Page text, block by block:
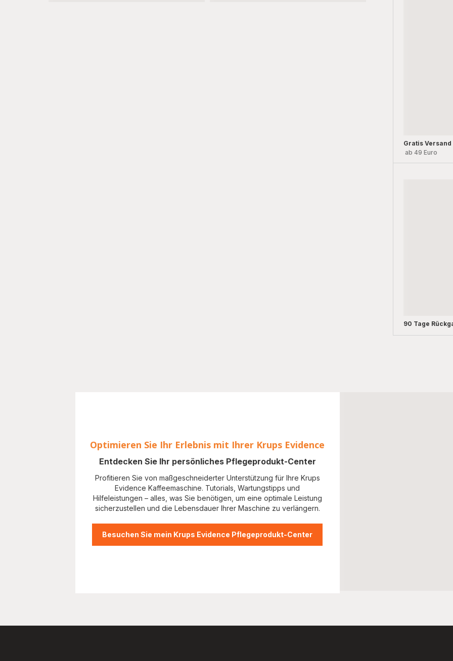
Gratis Versand
ab 49 Euro
90 Tage
Optimieren Sie Ihr Erlebnis mit Ihrer Krups Evidence
Entdecken Sie Ihr persönliches Pflegeprodukt-Center
Profitieren Sie von maßgeschneiderter Unterstützung für Ihre Krups
Evidence Kaffeemaschine. Tutorials, Wartungstipps und
Hilfeleistungen – alles, was Sie benötigen, um eine optimale Leistung
sicherzustellen und die Lebensdauer Ihrer Maschine zu verlängern.
Besuchen Sie mein Krups Evidence Pflegeprodukt-Center